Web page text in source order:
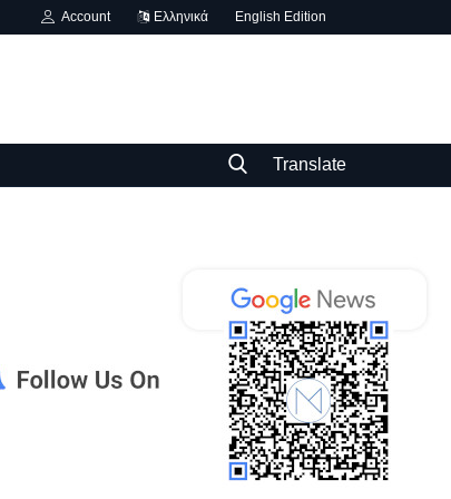
Account Ελληνικά English Edition
Translate